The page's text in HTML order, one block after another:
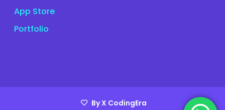
App Store
Portfolio
By X CodingEra